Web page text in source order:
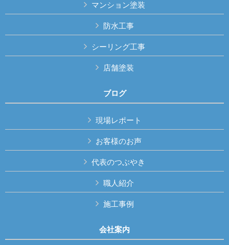
マンション塗装
防水工事
シーリング工事
店舗塗装
ブログ
現場レポート
お客様のお声
代表のつぶやき
職人紹介
施工事例
会社案内